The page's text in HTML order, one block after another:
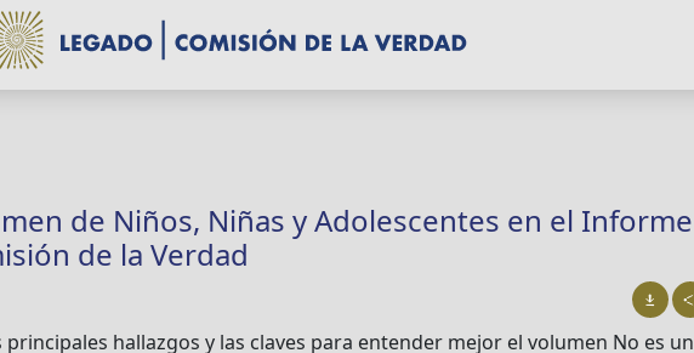
de Niños, Niñas y Adolescentes en el Informe
de la Verdad
hallazgos y las claves para entender mejor el volumen No es un